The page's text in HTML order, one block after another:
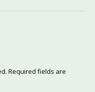
Required fields are